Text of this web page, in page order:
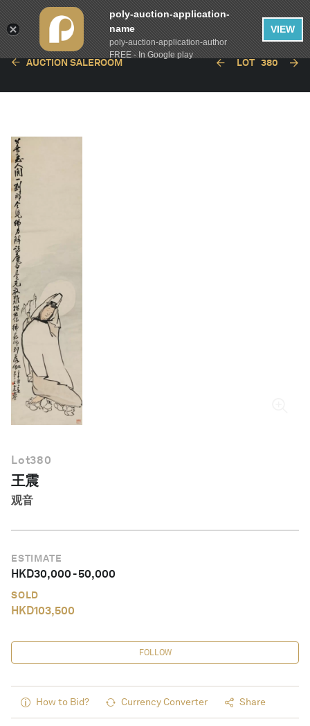
简体中文
AUCTION SALEROOM LOT 380
Lot380
王震
观音
ESTIMATE
HKD30,000-50,000
SOLD
HKD103,500
FOLLOW
How to Bid? Currency Converter Share
poly-auction-application-
name
poly-auction-application-author
FREE - In Google play
VIEW